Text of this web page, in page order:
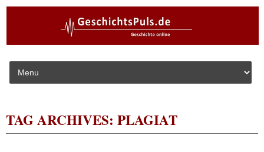
Skip to content
TAG ARCHIVES: PLAGIAT